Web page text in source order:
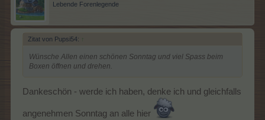
Lebende Forenlegende
Zitat von Pupsi54: ↑
Wünsche Allen einen schönen Sonntag und viel Spass beim
Boxen öffnen und drehen.
Dankeschön - werde ich haben, denke ich und gleichfalls
angenehmen Sonntag an alle hier